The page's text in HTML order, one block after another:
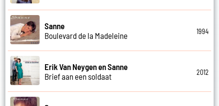
Sanne
Boulevard de la Madeleine
1994
Erik Van Neygen en Sanne
Brief aan een soldaat
2012